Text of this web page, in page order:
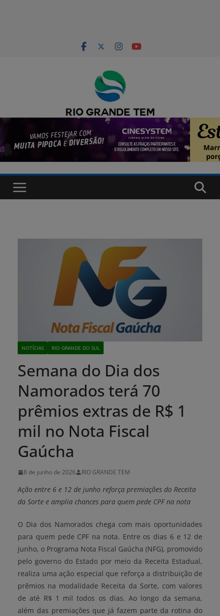
NOTÍCIAS RIO GRANDE DO SUL
Semana do Dia dos
Namorados terá 70
prêmios extras de R$ 1
mil no Nota Fiscal
Gaúcha
8 de junho de 2026 RIO GRANDE TEM
Ação entre 6 e 12 de junho reforça premiações do Receita
da Sorte e amplia chances para quem pede CPF na nota
O Dia dos Namorados chega com mais oportunidades
para quem pede CPF na nota. Entre os dias 6 e 12 de
junho, o Programa Nota Fiscal Gaúcha (NFG), promovido
pelo governo do Estado por meio da Receita Estadual,
realiza uma ação especial que reforça a distribuição de
prêmios na modalidade Receita da Sorte, com valores
de até R$ 1 mil todos os dias. Ao longo da semana,
além das premiações que já fazem parte da rotina do